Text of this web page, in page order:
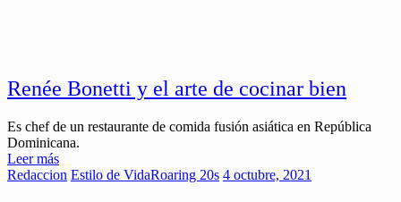
Renée Bonetti y el arte de cocinar bien
Es chef de un restaurante de comida fusión asiática en República
Dominicana.
Leer más
Redaccion Estilo de VidaRoaring 20s 4 octubre, 2021